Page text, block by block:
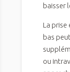
baisser
La prise
bas
ou